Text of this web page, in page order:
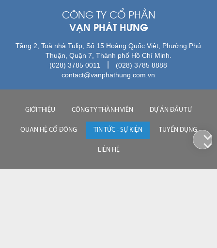
CÔNG TY CỔ PHẦN
VẠN PHÁT HƯNG
Tầng 2, Toà nhà Tulip, Số 15 Hoàng Quốc Việt, Phường Phú
Thuận, Quận 7, Thành phố Hồ Chí Minh.
(028) 3785 0011
(028) 3785 8888
contact@vanphathung.com.vn
GIỚI THIỆU CÔNG TY THÀNH VIÊN DỰ ÁN ĐẦU TƯ
QUAN HỆ CỔ ĐÔNG TIN TỨC - SỰ KIỆN TUYỂN DỤNG
LIÊN HỆ